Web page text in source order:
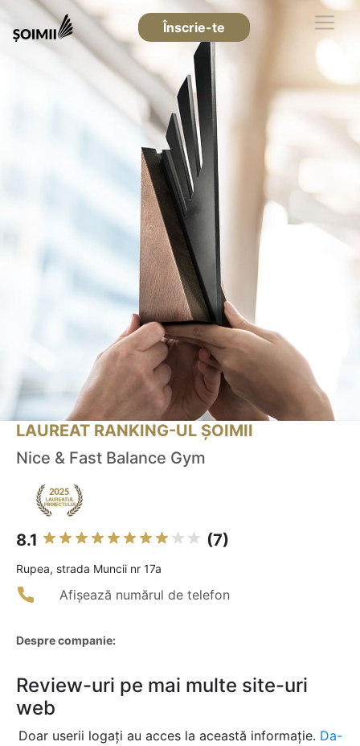
Înscrie-te
LAUREAT RANKING-UL ȘOIMII
Nice & Fast Balance Gym
8.1 (7)
Rupea, strada Muncii nr 17a
Afișează numărul de telefon
Despre companie:
Review-uri pe mai multe site-uri
web
Doar userii logați au acces la această informație. Da-